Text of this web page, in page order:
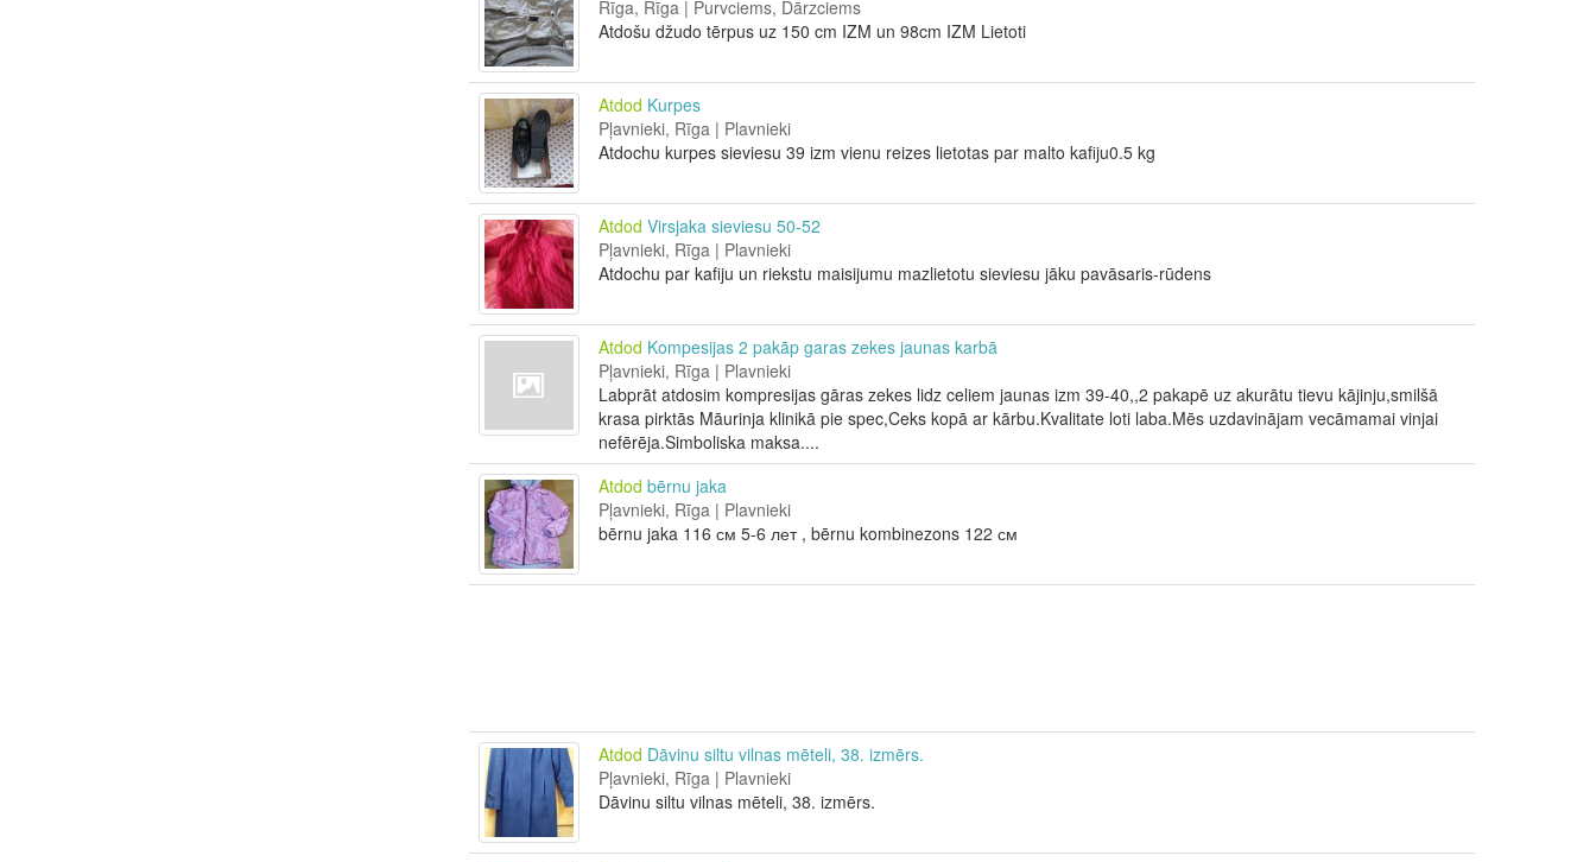
Rīga, Rīga | Purvciems, Dārzciems
Atdošu džudo tērpus uz 150 cm IZM un 98cm IZM Lietoti
Atdod Kurpes
Pļavnieki, Rīga | Plavnieki
Atdochu kurpes sieviesu 39 izm vienu reizes lietotas par malto kafiju0.5 kg
Atdod Virsjaka sieviesu 50-52
Pļavnieki, Rīga | Plavnieki
Atdochu par kafiju un riekstu maisijumu mazlietotu sieviesu jāku pavāsaris-rūdens
Atdod Kompesijas 2 pakāp garas zekes jaunas karbā
Pļavnieki, Rīga | Plavnieki
Labprāt atdosim kompresijas gāras zekes lidz celiem jaunas izm 39-40,,2 pakapē uz akurātu tievu kājinju,smilšā
krasa pirktās Māurinja klinikā pie spec,Ceks kopā ar kārbu.Kvalitate loti laba.Mēs uzdavinājam vecāmamai vinjai
nefērēja.Simboliska maksa....
Atdod bērnu jaka
Pļavnieki, Rīga | Plavnieki
bērnu jaka 116 см 5-6 лет , bērnu kombinezons 122 см
Atdod Dāvinu siltu vilnas mēteli, 38. izmērs.
Pļavnieki, Rīga | Plavnieki
Dāvinu siltu vilnas mēteli, 38. izmērs.